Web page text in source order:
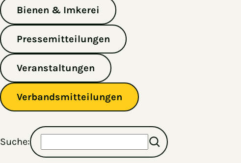
Bienen & Imkerei
Pressemitteilungen
Veranstaltungen
Verbandsmitteilungen
Suche: